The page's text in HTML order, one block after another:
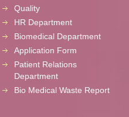
Quality
HR Department
Biomedical Department
Application Form
Patient Relations
Department
Bio Medical Waste Report